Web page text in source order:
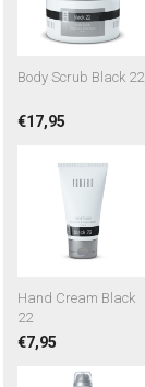
Body Scrub Black 22
€17,95
Hand Cream Black
22
€7,95